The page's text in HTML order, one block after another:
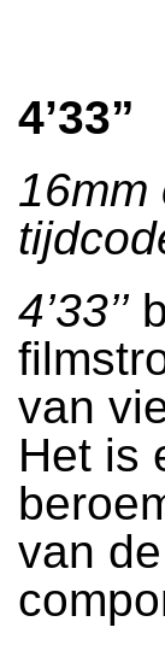
4’33”
16mm
4’33’’
van
Het is
van